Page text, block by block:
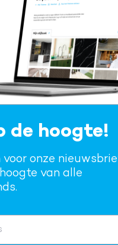
de hoogte!
onze
van alle